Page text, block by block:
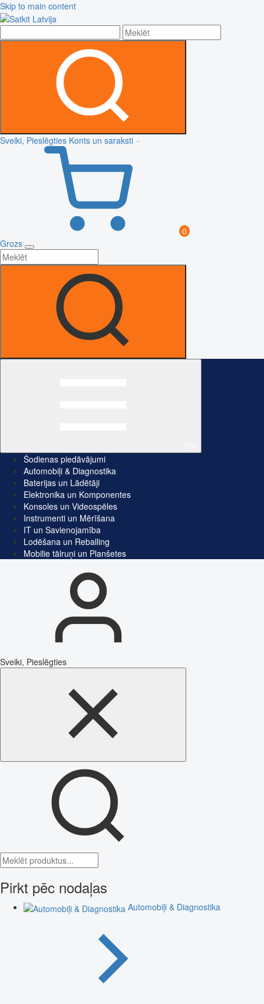
Skip to main content
Sveiki, Pieslēgties Konts un saraksti
0
Grozs
Šodienas piedāvājumi
Automobiļi & Diagnostika
Baterijas un Lādētāji
Elektronika un Komponentes
Konsoles un Videospēles
Instrumenti un Mērīšana
IT un Savienojamība
Lodēšana un Reballing
Mobilie tālruņi un Planšetes
Sveiki, Pieslēgties
Pirkt pēc nodaļas
Automobiļi & Diagnostika